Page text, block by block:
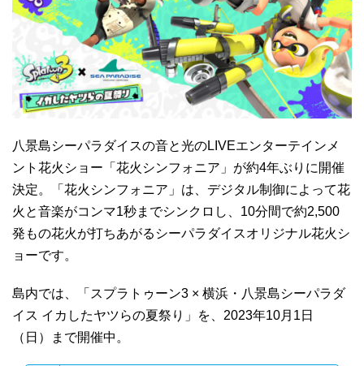
八景島シーパラダイスの音と光のLIVEエンターテインメ
ント花火ショー「花火シンフォニア」が約4年ぶりに開催
決定。「花火シンフォニア」は、デジタル制御によって花
火と音楽がコンマ1秒までシンクロし、10分間で約2,500
発もの花火が打ちあがるシーパラダイスオリジナル花火シ
ョーです。
島内では、「スプラトゥーン3 × 横浜・八景島シーパラダ
イス イカしたヤツらの夏祭り」を、2023年10月1日
（日）まで開催中。